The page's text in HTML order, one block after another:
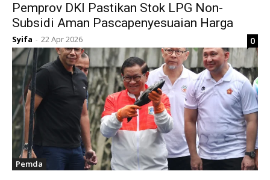
Pemprov DKI Pastikan Stok LPG Non-
Subsidi Aman Pascapenyesuaian Harga
Syifa - 22 Apr 2026 0
Pemda